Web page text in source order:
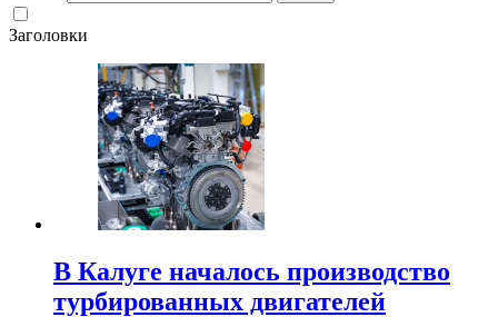
Заголовки
В Калуге началось производство
турбированных двигателей